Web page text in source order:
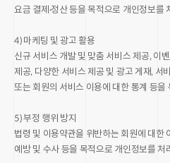
요금 결제·정산 등을 목적으로 개인정보를
4) 마케팅 및 광고 활용
신규 서비스 개발 및 맞춤 서비스 제공, 이
제공, 다양한 서비스 제공 및 광고 게재, 서
또는 회원의 서비스 이용에 대한 통계 등
5) 부정 행위 방지
법령 및 이용약관을 위반하는 회원에 대한
예방 및 수사 등을 목적으로 개인정보를 처